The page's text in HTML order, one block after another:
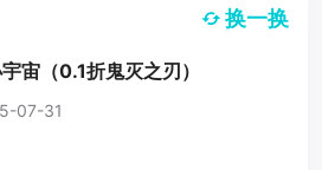
换一换
宙（0.1折鬼灭之刃）
07-31